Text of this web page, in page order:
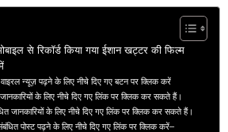
से रिकॉर्ड किया गया ईशान खट्टर की फिल्म
न्यूज़ पढ़ने के लिए नीचे दिए गए बटन पर क्लिक करें
के लिए नीचे दिए गए लिंक पर क्लिक कर सकते हैं।
जानकारियों के लिए नीचे दिए गए लिंक पर क्लिक कर सकते हैं।
पोस्ट पढ़ने के लिए नीचे दिए गए लिंक पर क्लिक करें–